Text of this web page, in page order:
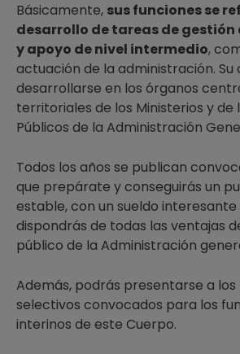
Básicamente, sus funciones se
desarrollo de tareas de
y apoyo de nivel intermedio,
actuación de la administración. Su
desarrollarse en los órganos
territoriales de los Ministerios y de
Públicos de la Administración
Todos los años se publican
que prepárate y conseguirás un
estable, con un sueldo interesante
dispondrás de todas las ventajas
público de la Administración
Además, podrás presentarse a
selectivos convocados para los
interinos de este Cuerpo.